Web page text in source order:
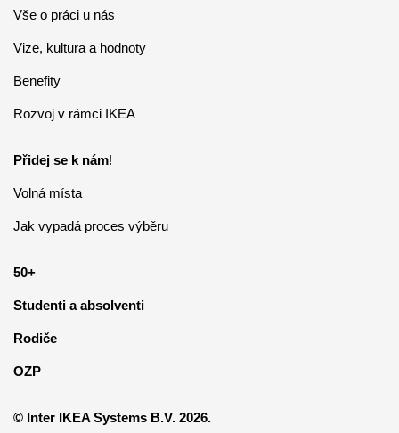
© Inter IKEA Systems B.V. 2026.
Vše o práci u nás
Vize, kultura a hodnoty
Benefity
Rozvoj v rámci IKEA
Přidej se k nám!
Volná místa
Jak vypadá proces výběru
50+
Studenti a absolventi
Rodiče
OZP